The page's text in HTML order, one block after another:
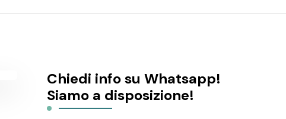
Chiedi info su Whatsapp!
Siamo a disposizione!